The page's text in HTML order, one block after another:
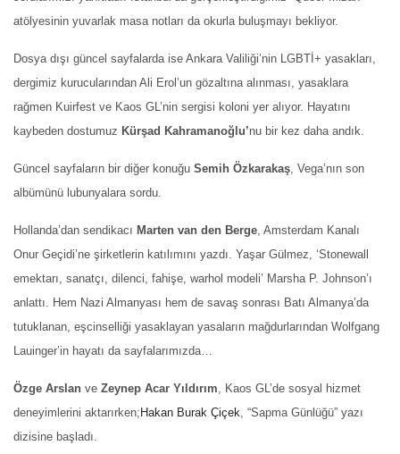
atölyesinin yuvarlak masa notları da okurla buluşmayı bekliyor.
Dosya dışı güncel sayfalarda ise Ankara Valiliği’nin LGBTİ+ yasakları,
dergimiz kurucularından Ali Erol’un gözaltına alınması, yasaklara
rağmen Kuirfest ve Kaos GL’nin sergisi koloni yer alıyor. Hayatını
kaybeden dostumuz Kürşad Kahramanoğlu’nu bir kez daha andık.
Güncel sayfaların bir diğer konuğu Semih Özkarakaş , Vega’nın son
albümünü lubunyalara sordu.
Hollanda’dan sendikacı Marten van den Berge , Amsterdam Kanalı
Onur Geçidi’ne şirketlerin katılımını yazdı. Yaşar Gülmez, ‘Stonewall
emektarı, sanatçı, dilenci, fahişe, warhol modeli’ Marsha P. Johnson’ı
anlattı. Hem Nazi Almanyası hem de savaş sonrası Batı Almanya’da
tutuklanan, eşcinselliği yasaklayan yasaların mağdurlarından Wolfgang
Lauinger’in hayatı da sayfalarımızda…
Özge Arslan ve Zeynep Acar Yıldırım , Kaos GL’de sosyal hizmet
deneyimlerini aktarırken;Hakan Burak Çiçek , “Sapma Günlüğü” yazı
dizisine başladı.